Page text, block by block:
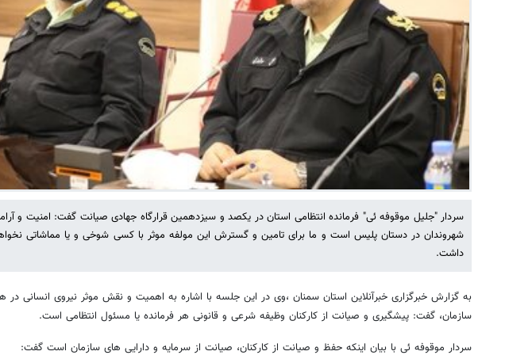
سردار "جلیل موقوفه ئی" فرمانده انتظامی استان در یکصد و سیزدهمین قرارگاه جهادی صیانت گفت: امنیت و
شهروندان در دستان پلیس است و ما برای تامین و گسترش این مولفه موثر با کسی شوخی و یا مماشاتی
داشت.
به گزارش خبرگزاری خبرآنلاین استان سمنان ،وی در این جلسه با اشاره به اهمیت و نقش موثر نیروی انسانی در
سازمان، گفت: پیشگیری و صیانت از کارکنان وظیفه شرعی و قانونی هر فرمانده یا مسئول انتظامی است.
سردار موقوفه ئی با بیان اینکه حفظ و صیانت از کارکنان، صیانت از سرمایه و دارایی های سازمان است گفت: